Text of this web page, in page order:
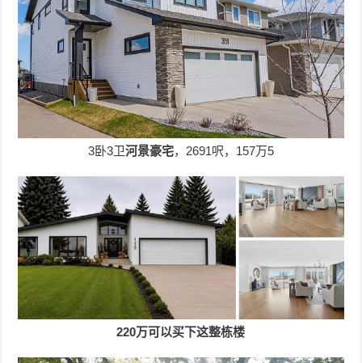
3卧3卫河景豪宅，2691呎，157万5
220万可以买下这整栋楼